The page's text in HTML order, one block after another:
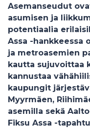
Asemanseudut
asumisen ja
potentiaalia
Assa -hankkeessa
ja metroasemien
kautta sujuvoittaa
kannustaa
kaupungit
Myyrmäen,
asemilla sekä
Fiksu Assa -